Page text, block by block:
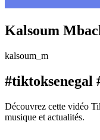
Kalsoum
kalsoum_m
#tiktoksenegal
Découvrez cette vidéo
musique et actualités.